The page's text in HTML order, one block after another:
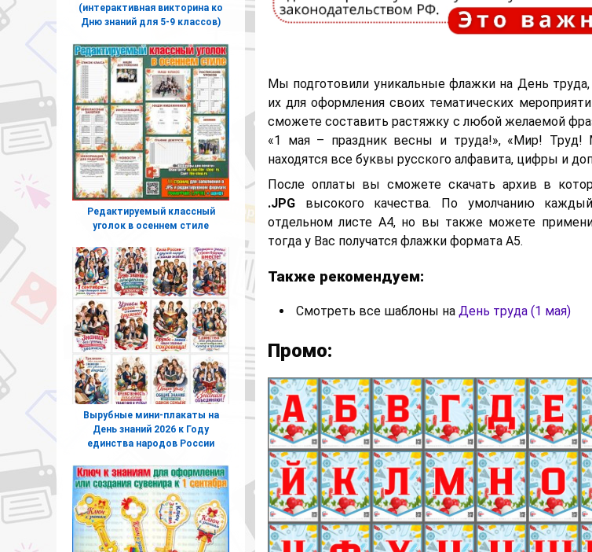
Мы подготовили уникальные флажки на День
их для оформления своих тематических
сможете составить растяжку с любой желаемой
«1 мая – праздник весны и труда!», «Мир! Труд!
находятся все буквы русского алфавита, цифры и
После оплаты вы сможете скачать архив в
.JPG высокого качества. По умолчанию
отдельном листе А4, но вы также можете
тогда у Вас получатся флажки формата А5.
Также рекомендуем:
Смотреть все шаблоны на День труда (1 мая)
Промо:
(интерактивная викторина ко
Дню знаний для 5-9 классов)
Редактируемый классный
уголок в осеннем стиле
Вырубные мини-плакаты на
День знаний 2026 к Году
единства народов России